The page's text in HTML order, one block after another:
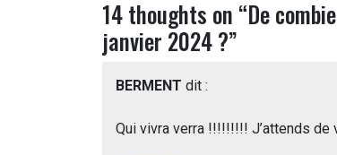
14 thoughts on “De
janvier 2024 ?”
BERMENT dit :
Qui vivra verra !!!!!!!!! J’attends